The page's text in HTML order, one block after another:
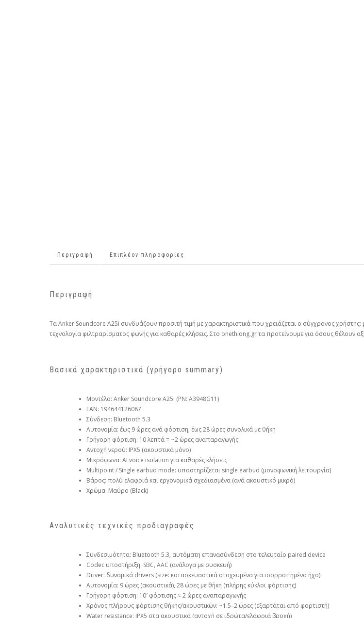
Περιγραφή Επιπλέον πληροφορίες
Περιγραφή
Τα Anker Soundcore A25i συνδυάζουν προσιτή τιμή με χαρακτηριστικά που χρειάζεται ο σύγχρονος
τεχνολογία φιλτραρίσματος φωνής για καθαρές κλήσεις. Στο onethiong.gr τα προτείνουμε για όσους θέλουν
Βασικά χαρακτηριστικά (γρήγορο summary)
Μοντέλο: Anker Soundcore A25i (PN: A3948G11)
EAN: 194644126087
Σύνδεση: Bluetooth 5.3
Αυτονομία: έως 9 ώρες ανά φόρτιση; έως 28 ώρες συνολικά με θήκη
Γρήγορη φόρτιση: 10 λεπτά = ~2 ώρες αναπαραγωγής
Αντοχή νερού: IPX5 (ακουστικά μόνο)
Μικρόφωνα: AI voice isolation για καθαρές κλήσεις
Multipoint / Single earbud mode: υποστηρίζεται single earbud (μονοφωνική λειτουργία)
Βάρος: πολύ ελαφριά και εργονομικά σχεδιασμένα (ανά ακουστικό μικρό)
Χρώμα: Μαύρο (Black)
Αναλυτικές τεχνικές προδιαγραφές
Συνδεσιμότητα: Bluetooth 5.3, αυτόματη επανασύνδεση στο τελευταίο paired device
Codec υποστήριξη: SBC, AAC (ανάλογα με συσκευή)
Driver: δυναμικά drivers (size: κατασκευαστικά στοχευμένα για ισορροπημένο ήχο)
Αυτονομία: 9 ώρες (ακουστικά), 28 ώρες με θήκη (πλήρης κύκλοι φόρτισης)
Γρήγορη φόρτιση: 10′ φόρτισης ≈ 2 ώρες αναπαραγωγής
Χρόνος πλήρους φόρτισης θήκης/ακουστικών: ~1.5–2 ώρες (εξαρτάται από φορτιστή)
Water resistance: IPX5 στα ακουστικά (αντοχή σε ιδρώτα/ελαφριά βροχή)